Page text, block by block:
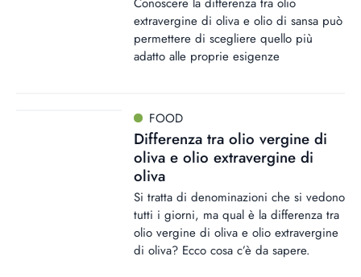
extravergine di oliva e olio di sansa può
permettere di scegliere quello più
adatto alle proprie esigenze
FOOD
Differenza tra olio vergine di
oliva e olio extravergine di
oliva
Si tratta di denominazioni che si vedono
tutti i giorni, ma qual è la differenza tra
olio vergine di oliva e olio extravergine
di oliva? Ecco cosa c’è da sapere.